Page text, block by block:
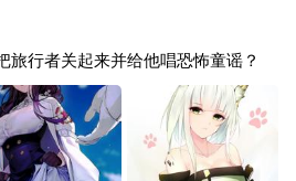
旅行者关起来并给他唱恐怖童谣？